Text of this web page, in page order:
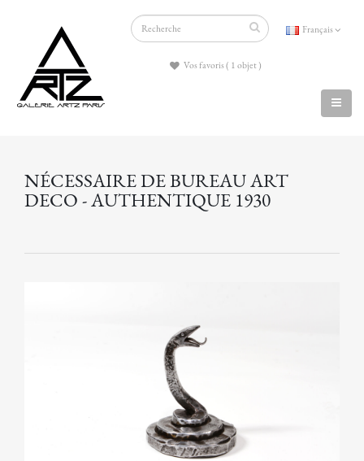
Français
Vos favoris ( 1 objet )
NÉCESSAIRE DE BUREAU ART
DECO - AUTHENTIQUE 1930